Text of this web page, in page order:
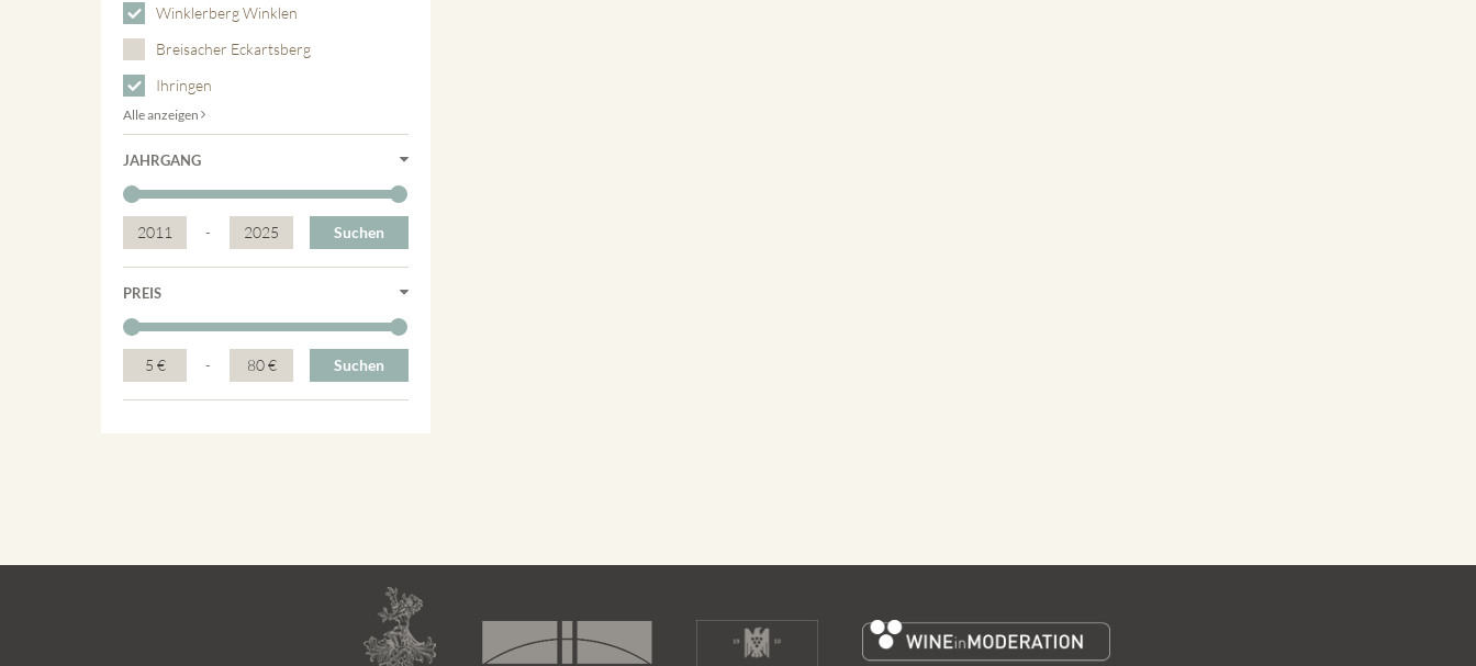
Winklerberg Winklen
Breisacher Eckartsberg
Ihringen
Alle anzeigen
JAHRGANG
2011 - 2025 Suchen
PREIS
5 € - 80 € Suchen